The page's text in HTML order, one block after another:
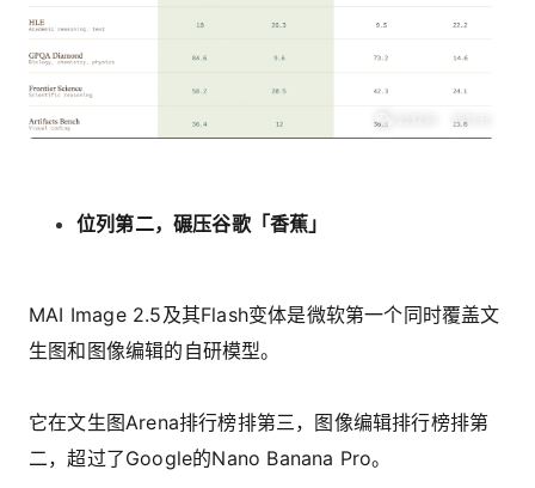
位列第二，碾压谷歌「香蕉」
MAI Image 2.5及其Flash变体是微软第一个同时覆盖文
生图和图像编辑的自研模型。
它在文生图Arena排行榜排第三，图像编辑排行榜排第
二，超过了Google的Nano Banana Pro。